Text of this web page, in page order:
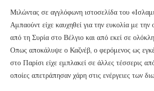
Μιλώντας σε αγγλόφωνη ιστοσελίδα του
Αμπαούντ είχε καυχηθεί για την ευκολία με την
από τη Συρία στο Βέλγιο και από εκεί σε
Οπως αποκάλυψε ο Καζνέβ, ο φερόμενος ως
στο Παρίσι είχε εμπλακεί σε άλλες τέσσερις
οποίες απετράπησαν χάρη στις ενέργειες των